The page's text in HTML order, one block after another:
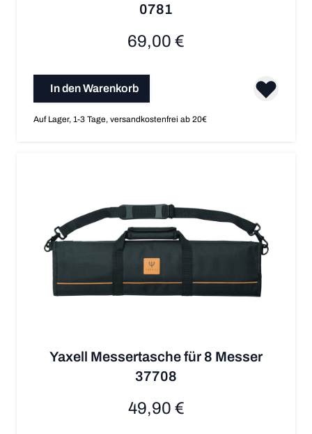
0781
69,00 €
In den Warenkorb
Auf Lager, 1-3 Tage, versandkostenfrei ab 20€
Yaxell Messertasche für 8 Messer
37708
49,90 €